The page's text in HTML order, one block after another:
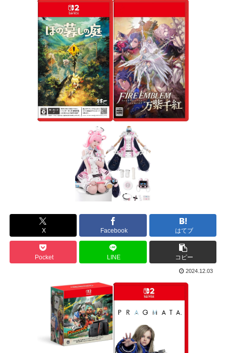
X Facebook はてブ
Pocket LINE コピー
2024.12.03